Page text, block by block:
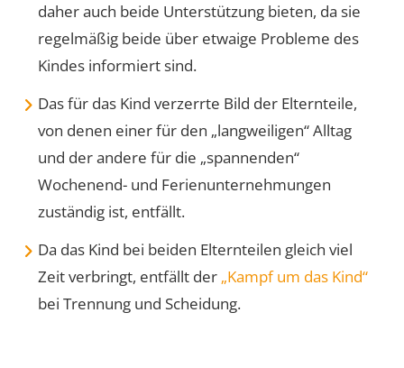
daher auch beide Unterstützung bieten, da sie
regelmäßig beide über etwaige Probleme des
Kindes informiert sind.
Das für das Kind verzerrte Bild der Elternteile,
von denen einer für den „langweiligen“ Alltag
und der andere für die „spannenden“
Wochenend- und Ferienunternehmungen
zuständig ist, entfällt.
Da das Kind bei beiden Elternteilen gleich viel
Zeit verbringt, entfällt der „Kampf um das Kind“
bei Trennung und Scheidung.